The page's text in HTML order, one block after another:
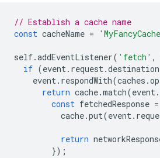
// Establish a cache name
const cacheName =
self.addEventListener( 'fetch' ,
if (event. request.destination
event. respondWith(caches .
return cache.match(event.
const fetchedResponse =
cache.put(event.
return
});